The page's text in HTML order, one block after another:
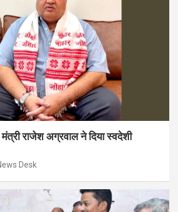
राजेश अग्रवाल ने दिया स्वदेशी
Desk